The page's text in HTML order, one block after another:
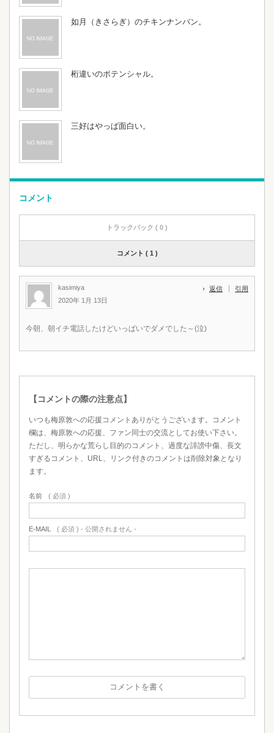
如月（きさらぎ）のチキンナンバン。
桁違いのポテンシャル。
三好はやっぱ面白い。
コメント
トラックバック ( 0 )
コメント ( 1 )
kasimiya
2020年 1月 13日
返信 引用
今朝、朝イチ電話したけどいっぱいでダメでした～(泣)
【コメントの際の注意点】
いつも梅原敦への応援コメントありがとうございます。コメント
欄は、梅原敦への応援、ファン同士の交流としてお使い下さい。
ただし、明らかな荒らし目的のコメント、過度な誹謗中傷、長文
すぎるコメント、URL、リンク付きのコメントは削除対象となり
ます。
名前 ( 必須 )
E-MAIL ( 必須 ) - 公開されません -